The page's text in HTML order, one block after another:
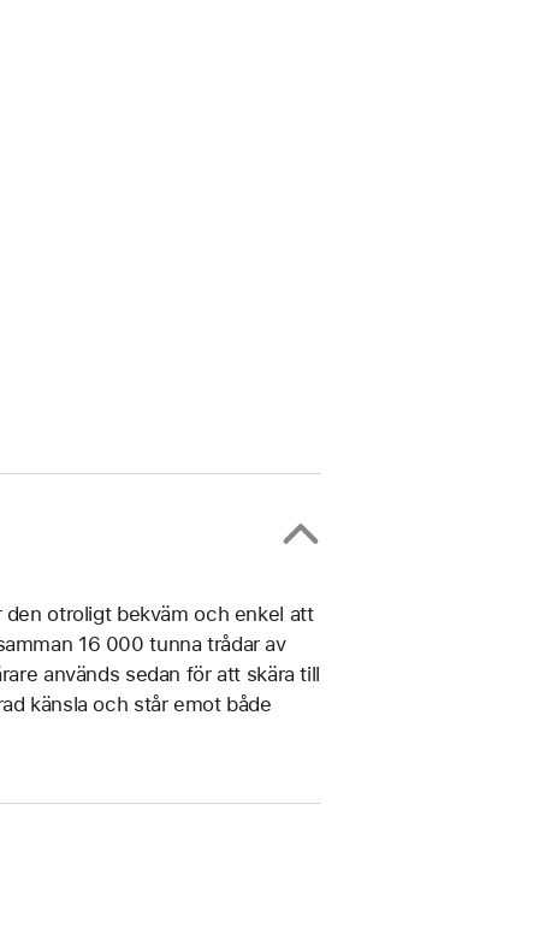
otroligt bekväm och enkel att
16 000 tunna trådar av
används sedan för att skära till
känsla och står emot både